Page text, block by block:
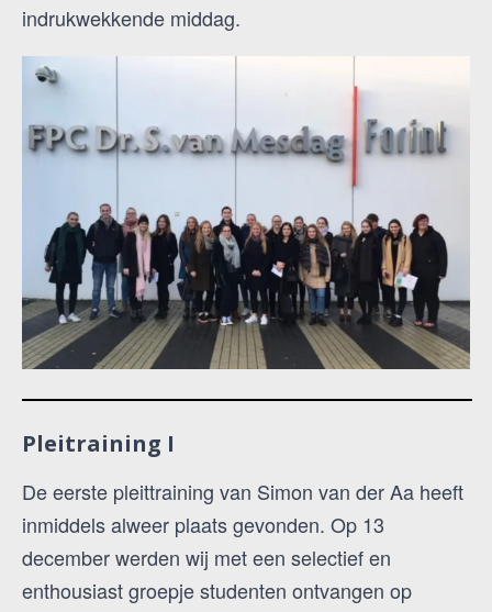
indrukwekkende middag.
Pleitraining I
De eerste pleittraining van Simon van der Aa heeft
inmiddels alweer plaats gevonden. Op 13
december werden wij met een selectief en
enthousiast groepje studenten ontvangen op